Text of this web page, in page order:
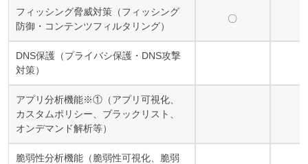
フィッシング脅威対策（フィッシング
防御・コンテンツフィルタリング）
〇
DNS保護（プライバシ保護・DNS攻撃
対策）
アプリ分析機能※①（アプリ可視化、
カスタムポリシー、ブラックリスト、
オンデマンド解析等）
脆弱性分析機能（脆弱性可視化、脆弱